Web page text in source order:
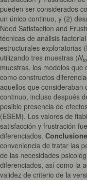
pueden ser considerados
un único continuo, y (2)
Need Satisfaction and
técnicas de análisis
estructurales exploratorias
utilizando tres muestras (N
muestras, los modelos que
como constructos
aquellos que consideraban
continuo, incluso después
posible presencia de
(ESEM). Los valores de
satisfacción y frustración
diferenciados.
conveniencia de tratar las
de las necesidades
diferenciados, así como la
validez de criterio de la